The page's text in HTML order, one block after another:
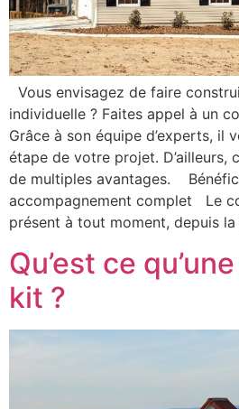
Vous envisagez de faire
individuelle ? Faites appel à un
Grâce à son équipe d’experts, il
étape de votre projet. D’ailleurs,
de multiples avantages.
accompagnement complet Le
présent à tout moment, depuis
Qu’est ce
kit ?